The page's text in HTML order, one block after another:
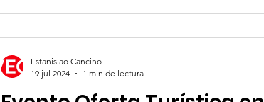
Estanislao Cancino
19 jul 2024
1 min de lectura